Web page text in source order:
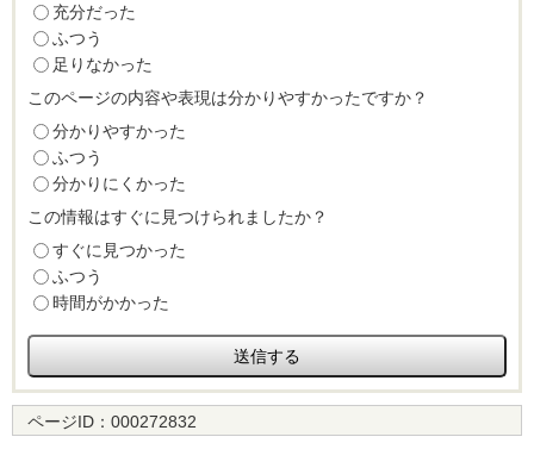
充分だった
ふつう
足りなかった
このページの内容や表現は分かりやすかったですか？
分かりやすかった
ふつう
分かりにくかった
この情報はすぐに見つけられましたか？
すぐに見つかった
ふつう
時間がかかった
ページID： 000272832